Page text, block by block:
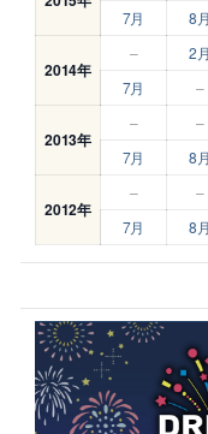
7月
8月
2014年
– 2月
7月
–
2013年
– –
7月
8月
2012年
– –
7月
8月